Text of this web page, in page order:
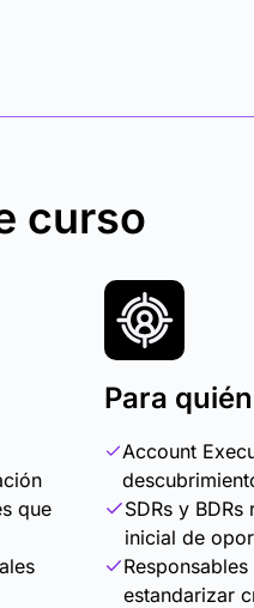
curso
que
Para quién
Account
SDRs y
inicial de
estandarizar